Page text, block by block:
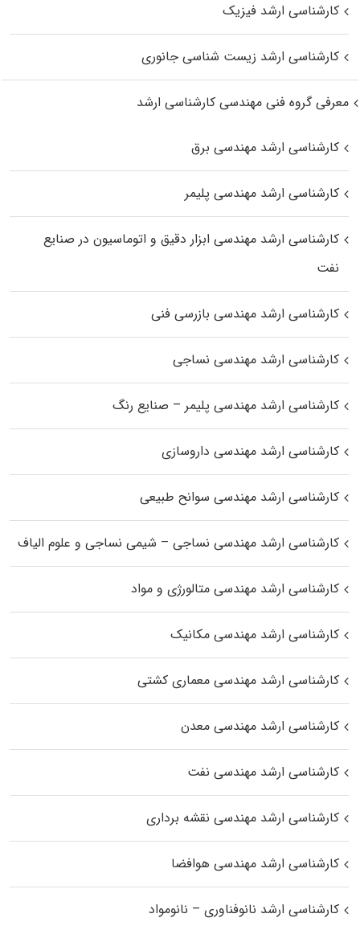
کارشناسی ارشد فیزیک
کارشناسی ارشد زیست‌ شناسی جانوری
معرفی گروه فنی مهندسی کارشناسی ارشد
کارشناسی ارشد مهندسی برق
کارشناسی ارشد مهندسی پلیمر
کارشناسی ارشد مهندسی ابزار دقیق و اتوماسیون در صنایع
نفت
کارشناسی ارشد مهندسی بازرسی فنی
کارشناسی ارشد مهندسی نساجی
کارشناسی ارشد مهندسی پلیمر – صنایع رنگ
کارشناسی ارشد مهندسی داروسازی
کارشناسی ارشد مهندسی سوانح طبیعی
کارشناسی ارشد مهندسی نساجی – شیمی نساجی و علوم الیاف
کارشناسی ارشد مهندسی متالورژی و مواد
کارشناسی ارشد مهندسی مکانیک
کارشناسی ارشد مهندسی معماری کشتی
کارشناسی ارشد مهندسی معدن
کارشناسی ارشد مهندسی نفت
کارشناسی ارشد مهندسی نقشه برداری
کارشناسی ارشد مهندسی هوافضا
کارشناسی ارشد نانوفناوری – نانومواد